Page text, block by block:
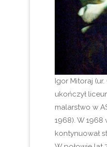
Igor Mitoraj (ur.
ukończył
malarstwo w
1968). W 1968
kontynuował